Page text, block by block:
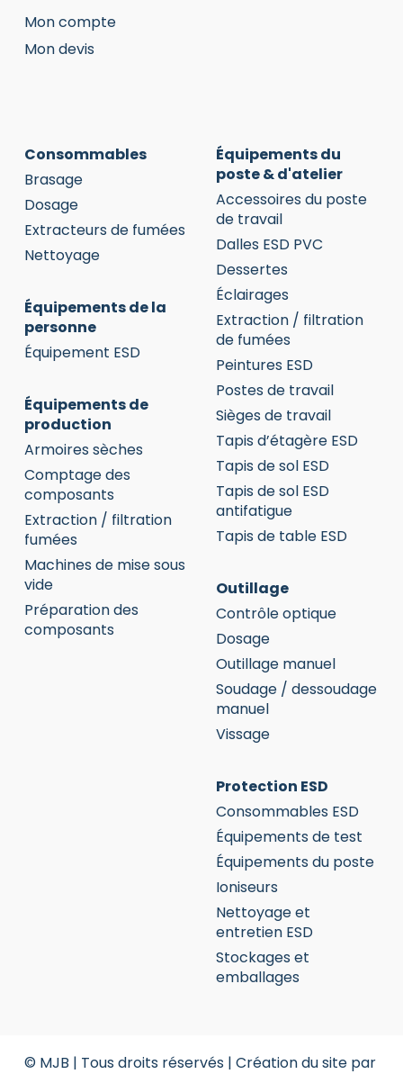
Mon compte
Mon devis
Consommables
Brasage
Dosage
Extracteurs de fumées
Nettoyage
Équipements de la
personne
Équipement ESD
Équipements de
production
Armoires sèches
Comptage des
composants
Extraction / filtration
fumées
Machines de mise sous
vide
Préparation des
composants
Équipements du
poste & d'atelier
Accessoires du poste
de travail
Dalles ESD PVC
Dessertes
Éclairages
Extraction / filtration
de fumées
Peintures ESD
Postes de travail
Sièges de travail
Tapis d’étagère ESD
Tapis de sol ESD
Tapis de sol ESD
antifatigue
Tapis de table ESD
Outillage
Contrôle optique
Dosage
Outillage manuel
Soudage / dessoudage
manuel
Vissage
Protection ESD
Consommables ESD
Équipements de test
Équipements du poste
Ioniseurs
Nettoyage et
entretien ESD
Stockages et
emballages
© MJB | Tous droits réservés | Création du site par